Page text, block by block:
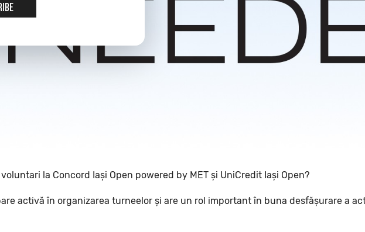
la Concord Iași Open powered by MET și UniCredit Iași Open?
activă în organizarea turneelor și are un rol important în buna desfășurare a